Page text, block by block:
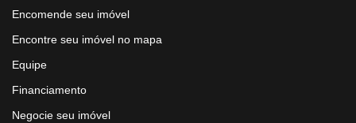
Encomende seu imóvel
Encontre seu imóvel no mapa
Equipe
Financiamento
Negocie seu imóvel